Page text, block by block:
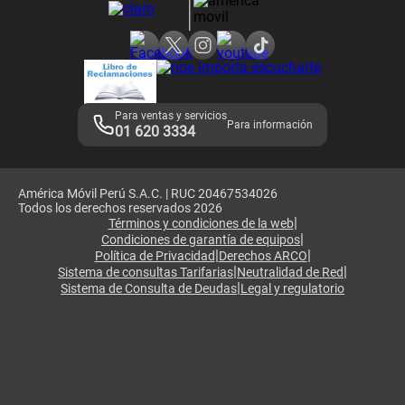
Adquirientes iPhone 6, 6S y SE
Mensaje de Seguridad
Términos y Condiciones de Tienda Claro
Libro de Reclamaciones
Legales de marketplace
Para ventas y servicios
01 620 3334 Para información
América Móvil Perú S.A.C. | RUC 20467534026
Todos los derechos reservados 2026
Términos y condiciones de la web|
Condiciones de garantía de equipos|
Política de Privacidad|Derechos ARCO|
Sistema de consultas Tarifarias|Neutralidad de Red|
Sistema de Consulta de Deudas|Legal y regulatorio